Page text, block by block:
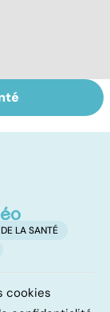
sur
LA SANTÉ
cookies